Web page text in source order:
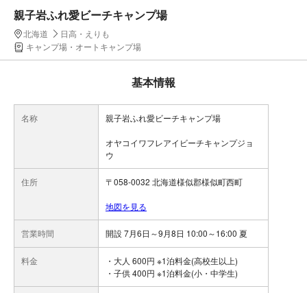
親子岩ふれ愛ビーチキャンプ場
北海道
日高・えりも
キャンプ場・オートキャンプ場
基本情報
名称 親子岩ふれ愛ビーチキャンプ場
オヤコイワフレアイビーチキャンプジョ
ウ
住所 〒058-0032 北海道様似郡様似町西町
地図を見る
営業時間 開設 7月6日～9月8日 10:00～16:00 夏
料金
・大人 600円 ※1泊料金(高校生以上)
・子供 400円 ※1泊料金(小・中学生)